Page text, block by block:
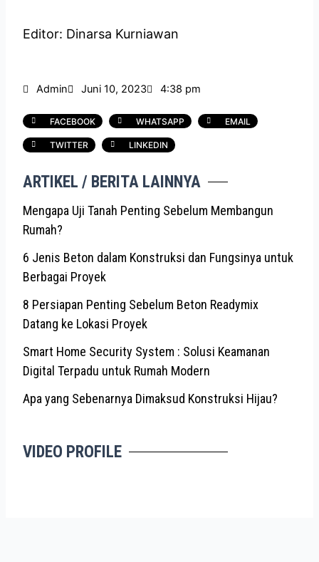
Editor: Dinarsa Kurniawan
Admin Juni 10, 2023 4:38 pm
FACEBOOK WHATSAPP EMAIL
TWITTER LINKEDIN
ARTIKEL / BERITA LAINNYA
Mengapa Uji Tanah Penting Sebelum Membangun
Rumah?
6 Jenis Beton dalam Konstruksi dan Fungsinya untuk
Berbagai Proyek
8 Persiapan Penting Sebelum Beton Readymix
Datang ke Lokasi Proyek
Smart Home Security System : Solusi Keamanan
Digital Terpadu untuk Rumah Modern
Apa yang Sebenarnya Dimaksud Konstruksi Hijau?
VIDEO PROFILE